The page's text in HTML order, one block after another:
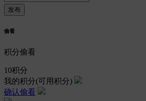
偷看
积分偷看
10积分
我的积分(可用积分)
确认偷看